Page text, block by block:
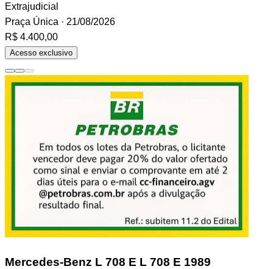
Extrajudicial
Praça Única · 21/08/2026
R$ 4.400,00
Acesso exclusivo
Mercedes-Benz L 708 E L 708 E 1989